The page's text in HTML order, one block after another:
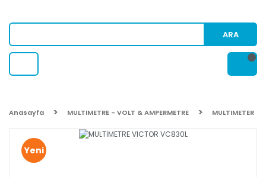
ARA
Anasayfa MULTIMETRE - VOLT & AMPERMETRE MULTIMETER
Yeni